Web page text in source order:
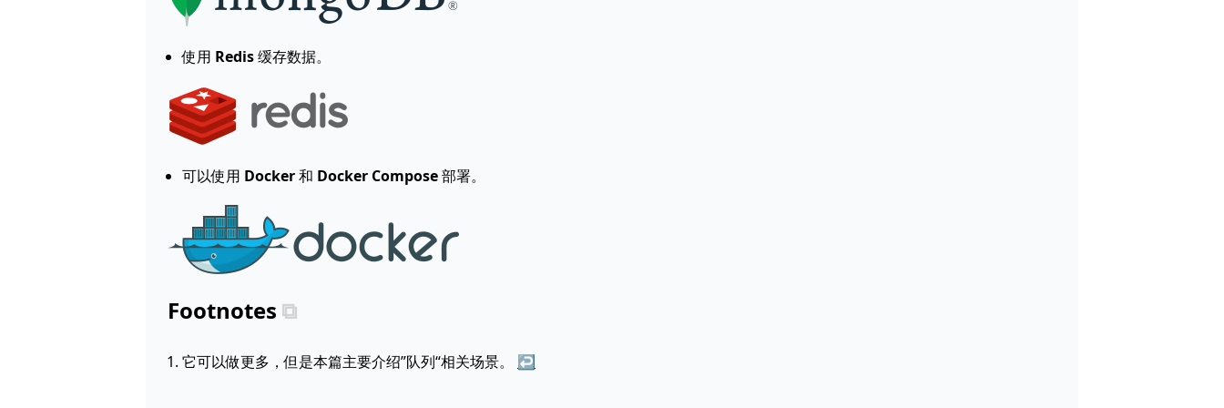
使用 Redis缓存数据。
可以使用 Docker和 Docker Compose部署。
Footnotes
它可以做更多，但是本篇主要介绍”队列“相关场景。 ↩